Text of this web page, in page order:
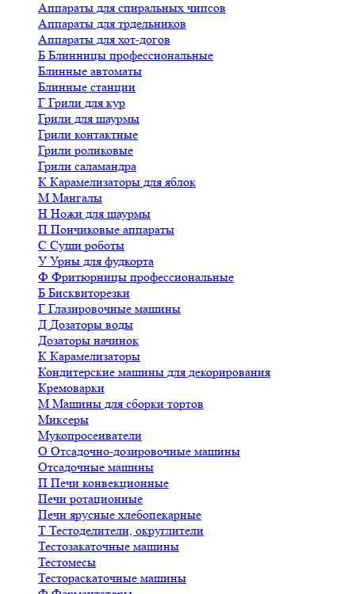
Аппараты для спиральных чипсов
Аппараты для трдельников
Аппараты для хот-догов
Б Блинницы профессиональные
Блинные автоматы
Блинные станции
Г Грили для кур
Грили для шаурмы
Грили контактные
Грили роликовые
Грили саламандра
К Карамелизаторы для яблок
М Мангалы
Н Ножи для шаурмы
П Пончиковые аппараты
С Суши роботы
У Урны для фудкорта
Ф Фритюрницы профессиональные
Б Бисквиторезки
Г Глазировочные машины
Д Дозаторы воды
Дозаторы начинок
К Карамелизаторы
Кондитерские машины для декорирования
Кремоварки
М Машины для сборки тортов
Миксеры
Мукопросеиватели
О Отсадочно-дозировочные машины
Отсадочные машины
П Печи конвекционные
Печи ротационные
Печи ярусные хлебопекарные
Т Тестоделители, округлители
Тестозакаточные машины
Тестомесы
Тестораскаточные машины